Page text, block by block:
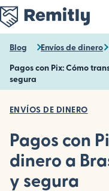
Skip
to
main
content
Blog Envíos de dinero
Pagos con Pix: Cómo
segura
ENVÍOS DE DINERO
Pagos con
dinero a
y segura